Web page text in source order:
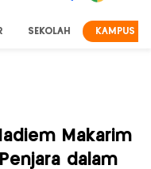
SEKOLAH KAMPUS
Makarim
dalam